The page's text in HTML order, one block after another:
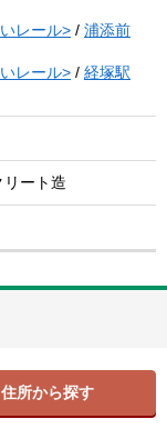
レール> / 浦添前
レール> / 経塚駅
ート造
住所から探す